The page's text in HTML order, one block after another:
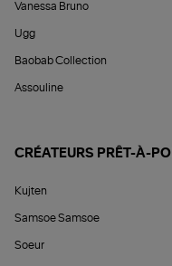
Vanessa Bruno
Ugg
Baobab Collection
Assouline
CRÉATEURS PRÊT-À-
Kujten
Samsoe Samsoe
Soeur